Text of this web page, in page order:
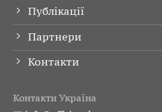
Публікації
Партнери
Контакти
Контакти Україна